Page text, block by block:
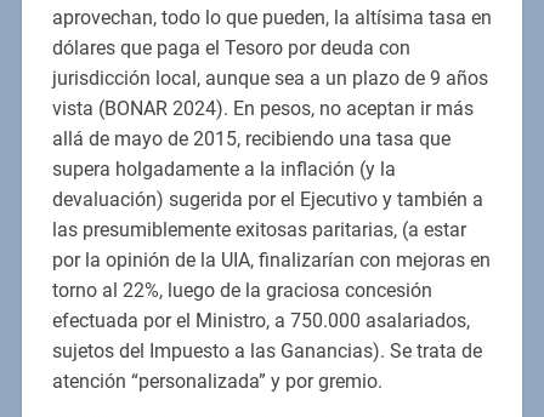
aprovechan, todo lo que pueden, la altísima tasa en
dólares que paga el Tesoro por deuda con
jurisdicción local, aunque sea a un plazo de 9 años
vista (BONAR 2024). En pesos, no aceptan ir más
allá de mayo de 2015, recibiendo una tasa que
supera holgadamente a la inflación (y la
devaluación) sugerida por el Ejecutivo y también a
las presumiblemente exitosas paritarias, (a estar
por la opinión de la UIA, finalizarían con mejoras en
torno al 22%, luego de la graciosa concesión
efectuada por el Ministro, a 750.000 asalariados,
sujetos del Impuesto a las Ganancias). Se trata de
atención “personalizada” y por gremio.